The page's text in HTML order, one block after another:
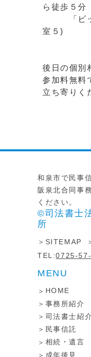
ら徒歩５分
「ビッ
室５)
後日の個別
参加料無料
立ち寄りく
和泉市で民事
阪泉北合同事
ください。
©司法書士
所
SITEMAP
TEL:0725-
MENU
HOME
事務所紹介
司法書士紹介
民事信託
相続・遺言
成年後見